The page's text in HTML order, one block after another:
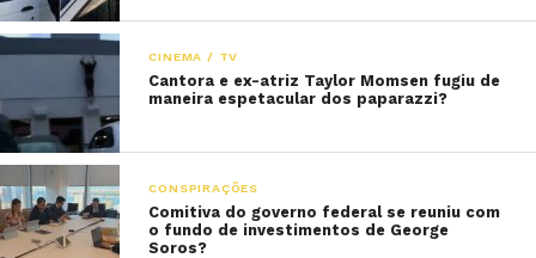
CINEMA / TV
Cantora e ex-atriz Taylor Momsen fugiu de
maneira espetacular dos paparazzi?
CONSPIRAÇÕES
Comitiva do governo federal se reuniu com
o fundo de investimentos de George
Soros?